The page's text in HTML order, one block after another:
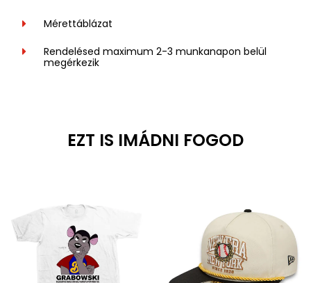
Mérettáblázat
Rendelésed maximum 2-3 munkanapon belül
megérkezik
EZT IS IMÁDNI FOGOD